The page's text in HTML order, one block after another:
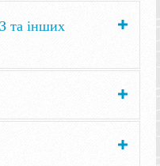
та інших